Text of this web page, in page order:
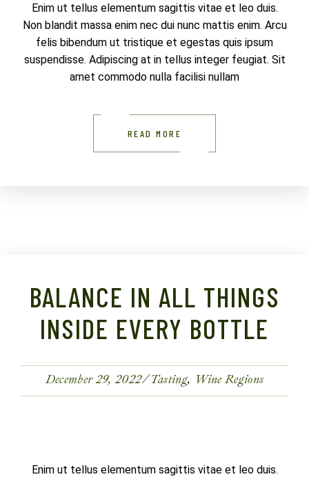
Enim ut tellus elementum sagittis vitae et leo duis.
Non blandit massa enim nec dui nunc mattis enim. Arcu
felis bibendum ut tristique et egestas quis ipsum
suspendisse. Adipiscing at in tellus integer feugiat. Sit
amet commodo nulla facilisi nullam
READ MORE
BALANCE IN ALL THINGS
INSIDE EVERY BOTTLE
December 29, 2022 Tasting Wine Regions
Enim ut tellus elementum sagittis vitae et leo duis.